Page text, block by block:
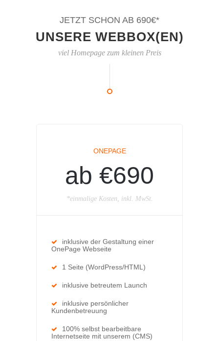
JETZT SCHON AB 690€*
UNSERE WEBBOX(EN)
viel Homepage zum kleinen Preis
ONEPAGE
ab €690
*einmalige Kosten, inkl. MwSt.
inklusive der Gestaltung einer
OnePage Webseite
1 Seite (WordPress/HTML)
inklusive betreutem Launch
inklusive persönlicher
Kundenbetreuung
100% selbst bearbeitbare
Internetseite mit unserem (CMS)